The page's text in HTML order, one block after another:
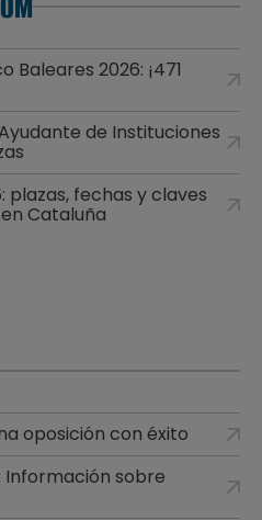
Baleares 2026: ¡471
de Instituciones
plazas, fechas y claves
Cataluña
oposición con éxito
Información sobre